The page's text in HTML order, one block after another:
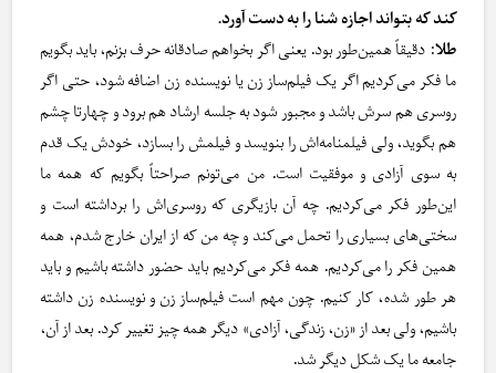
کند که بتواند اجازه شنا را به دست آورد.
طلا: دقیقاً همین‌طور بود. یعنی اگر بخواهم صادقانه حرف بزنم، باید بگویم
ما فکر می‌کردیم اگر یک فیلم‌ساز زن یا نویسنده زن اضافه شود، حتی اگر
روسری هم سرش باشد و مجبور شود به جلسه ارشاد هم برود و چهارتا چشم
هم بگوید، ولی فیلمنامه‌اش را بنویسد و فیلمش را بسازد، خودش یک قدم
به سوی آزادی و موفقیت است. من می‌تونم صراحتاً بگویم که همه ما
این‌طور فکر می‌کردیم. چه آن بازیگری که روسری‌اش را برداشته است و
سختی‌های بسیاری را تحمل می‌کند و چه من که از ایران خارج شدم، همه
همین فکر را می‌کردیم. همه فکر می‌کردیم باید حضور داشته باشیم و باید
هر طور شده، کار کنیم. چون مهم است فیلم‌ساز زن و نویسنده زن داشته
باشیم، ولی بعد از «زن، زندگی، آزادی» دیگر همه چیز تغییر کرد. بعد از آن،
جامعه ما یک شکل دیگر شد.